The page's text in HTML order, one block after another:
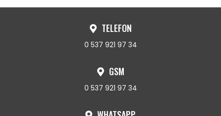
TELEFON
0 537 921 97 34
GSM
0 537 921 97 34